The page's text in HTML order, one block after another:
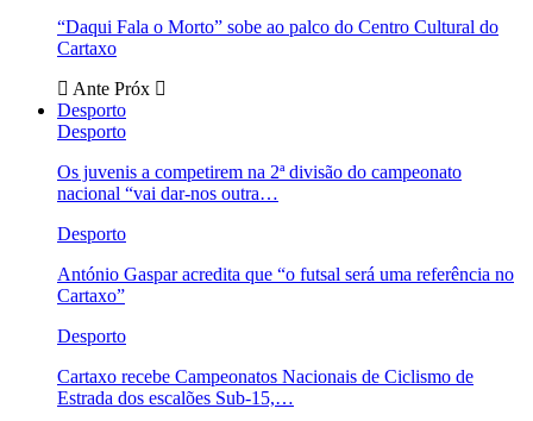
“Daqui Fala o Morto” sobe ao palco do Centro Cultural do
Cartaxo
Ante Próx
Desporto
Desporto
Os juvenis a competirem na 2ª divisão do campeonato
nacional “vai dar-nos outra…
Desporto
António Gaspar acredita que “o futsal será uma referência no
Cartaxo”
Desporto
Cartaxo recebe Campeonatos Nacionais de Ciclismo de
Estrada dos escalões Sub-15,…